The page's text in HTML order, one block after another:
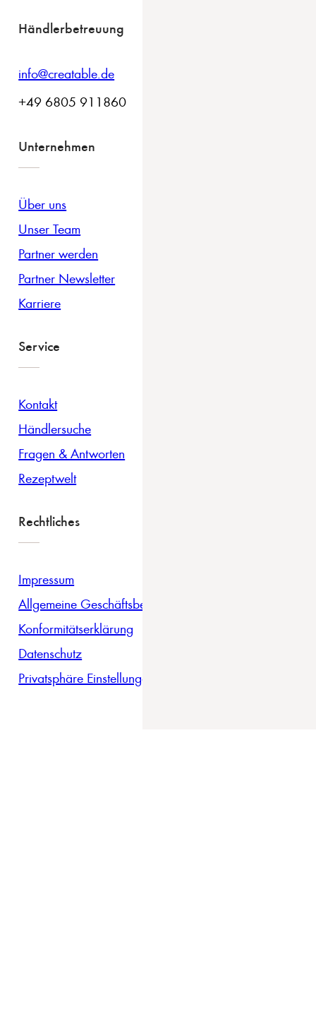
Händlerbetreuung
info@creatable.de
+49 6805 911860
Unternehmen
Über uns
Unser Team
Partner werden
Partner Newsletter
Karriere
Service
Kontakt
Händlersuche
Fragen & Antworten
Rezeptwelt
Rechtliches
Impressum
Allgemeine Geschäftsbedingungen
Konformitätserklärung
Datenschutz
Privatsphäre Einstellungen